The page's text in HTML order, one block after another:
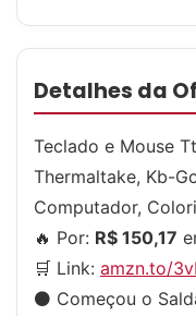
Detalhes da
Teclado e Mouse
Thermaltake, Kb-
Computador,
🔥 Por: R$ 150,17
🛒 Link: amzn.to/
⚫️ Começou o